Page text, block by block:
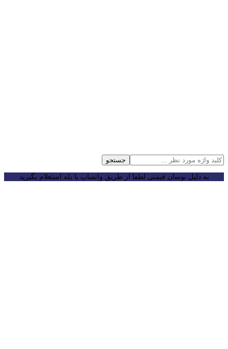
جستجو
به دلیل نوسان قیمتی لطفا از طریق واتساپ یا بله استعلام بگیرید